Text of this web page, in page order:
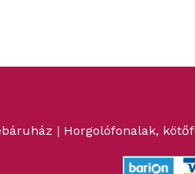
| Horgolófonalak,